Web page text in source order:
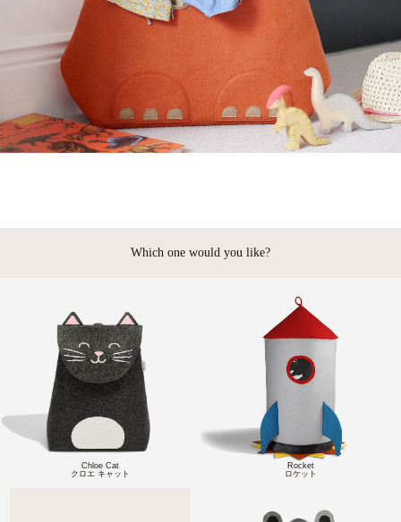
Which one would you like?
Chloe Cat
クロエ キャット
Rocket
ロケット